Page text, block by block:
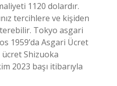
1120 dolardır.
tercihlere ve kişiden
Tokyo asgari
1959’da Asgari Ücret
ücret Shizuoka
2023 başı itibarıyla